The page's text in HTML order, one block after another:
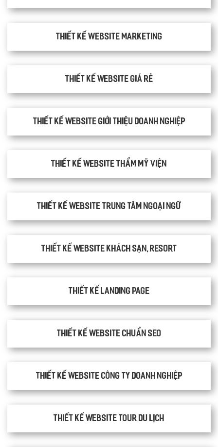
Thiết kế Website Marketing
Thiết kế website giá rẻ
Thiết kế website giới thiệu doanh nghiệp
Thiết kế website thẩm mỹ viện
Thiết kế website trung tâm ngoại ngữ
Thiết kế website khách sạn, resort
Thiết kế Landing Page
Thiết kế website chuẩn SEO
Thiết kế website công ty doanh nghiệp
Thiết kế website tour du lịch